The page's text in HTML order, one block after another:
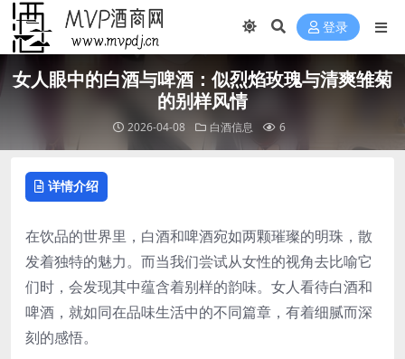
登录
女人眼中的白酒与啤酒：似烈焰玫瑰与清爽雏菊
的别样风情
2026-04-08 白酒信息 6
详情介绍
在饮品的世界里，白酒和啤酒宛如两颗璀璨的明珠，散
发着独特的魅力。而当我们尝试从女性的视角去比喻它
们时，会发现其中蕴含着别样的韵味。女人看待白酒和
啤酒，就如同在品味生活中的不同篇章，有着细腻而深
刻的感悟。